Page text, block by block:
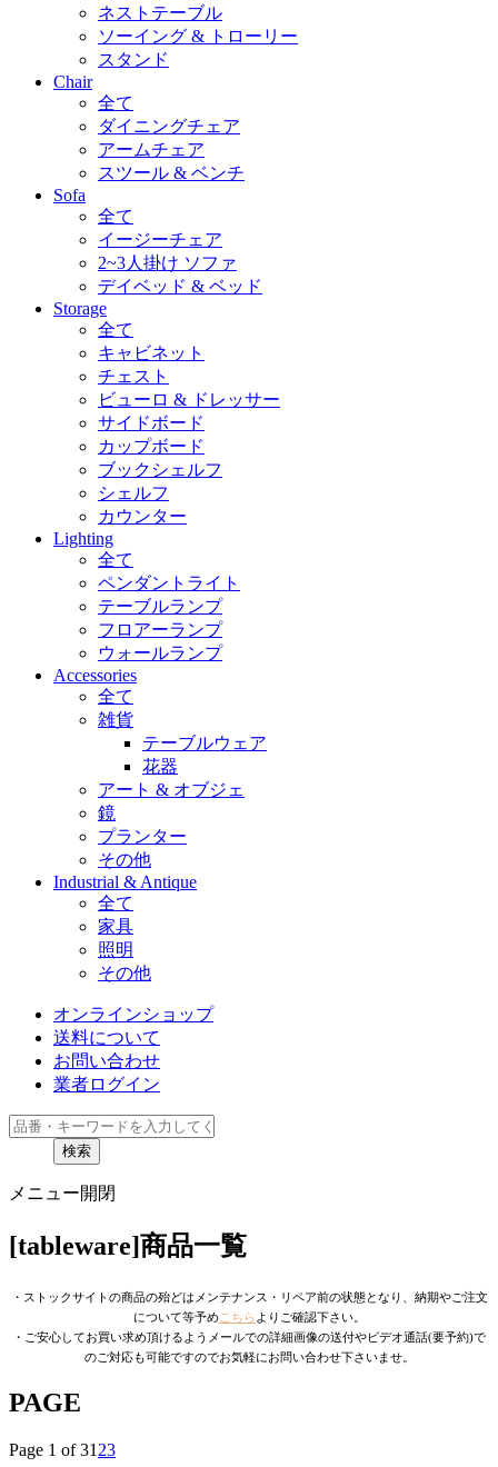
ネストテーブル
ソーイング & トローリー
スタンド
Chair
全て
ダイニングチェア
アームチェア
スツール & ベンチ
Sofa
全て
イージーチェア
2~3人掛け ソファ
デイベッド & ベッド
Storage
全て
キャビネット
チェスト
ビューロ & ドレッサー
サイドボード
カップボード
ブックシェルフ
シェルフ
カウンター
Lighting
全て
ペンダントライト
テーブルランプ
フロアーランプ
ウォールランプ
Accessories
全て
雑貨
テーブルウェア
花器
アート & オブジェ
鏡
プランター
その他
Industrial & Antique
全て
家具
照明
その他
オンラインショップ
送料について
お問い合わせ
業者ログイン
検索
メニュー開閉
[tableware]商品一覧
・ストックサイトの商品の殆どはメンテナンス・リペア前の状態となり、納期やご注文
について等予めこちら よりご確認下さい。
・ご安心してお買い求め頂けるようメールでの詳細画像の送付やビデオ通話(要予約)で
のご対応も可能ですのでお気軽にお問い合わせ下さいませ。
PAGE
Page 1 of 31 23